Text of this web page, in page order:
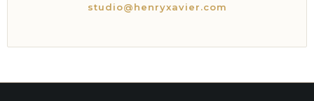
studio@henryxavier.com